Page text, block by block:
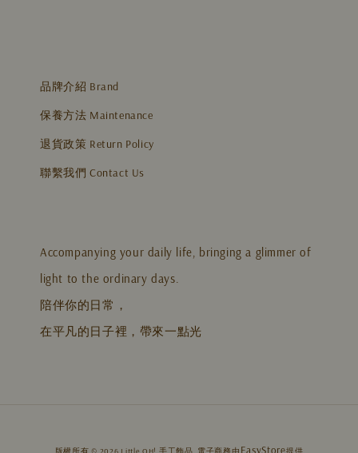
品牌介紹 Brand
保養方法 Maintenance
退貨政策 Return Policy
聯繫我們 Contact Us
Accompanying your daily life, bringing a glimmer of
light to the ordinary days.
陪伴你的日常，
在平凡的日子裡，帶來一點光
EasyStore